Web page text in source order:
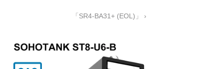
「SR4-BA31+ (EOL)」 ›